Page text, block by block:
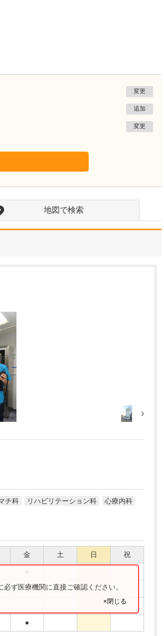
変更
追加
変更
地図で検索
チ科 リハビリテーション科
心療内科
金 土 日 祝
●
●
ず医療機関に直接ご確認ください。
×閉じる
多田クリニック
多田 蘇音 院長
多田 明子
日々の診療で心がけていることを教えてくださ
に潜む大きな病気を見逃
さないよう慎重に診察を